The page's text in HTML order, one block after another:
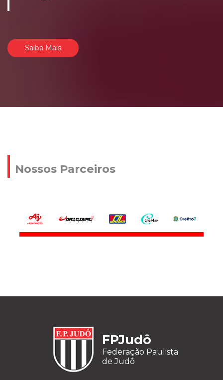
Saiba Mais
Nossos Parceiros
FPJudô
Federação Paulista
de Judô